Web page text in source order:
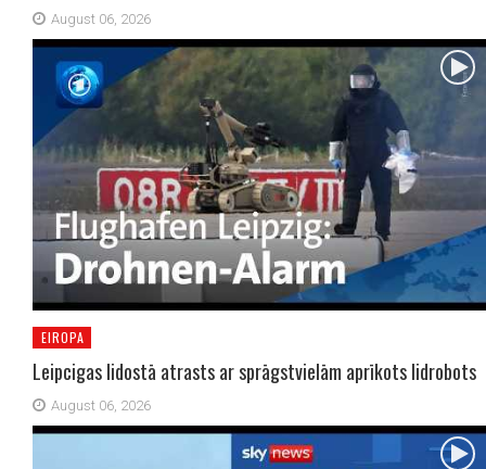
August 06, 2026
EIROPA
Leipcigas lidostā atrasts ar sprāgstvielām aprīkots lidrobots
August 06, 2026